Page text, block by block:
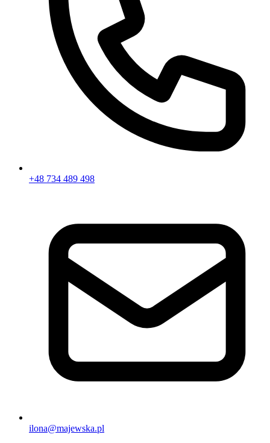
+48 734 489 498
ilona@majewska.pl